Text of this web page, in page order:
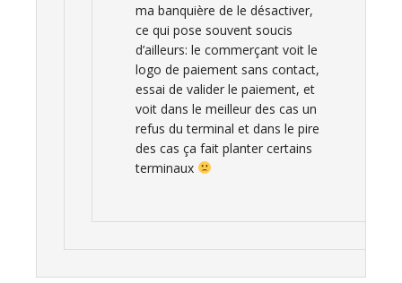
ma banquière de le désactiver,
ce qui pose souvent soucis
d’ailleurs: le commerçant voit le
logo de paiement sans contact,
essai de valider le paiement, et
voit dans le meilleur des cas un
refus du terminal et dans le pire
des cas ça fait planter certains
terminaux